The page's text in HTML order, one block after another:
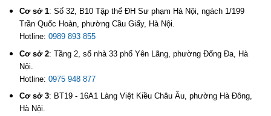
Cơ sở 1: Số 32, B10 Tập thể ĐH Sư phạm Hà Nội, ngách 1/199
Trần Quốc Hoàn, phường Cầu Giấy, Hà Nội.
Hotline: 0989 893 855
Cơ sở 2: Tầng 2, số nhà 33 phố Yên Lãng, phường Đống Đa, Hà
Nội.
Hotline: 0975 948 877
Cơ sở 3: BT19 - 16A1 Làng Việt Kiều Châu Âu, phường Hà Đông,
Hà Nội.